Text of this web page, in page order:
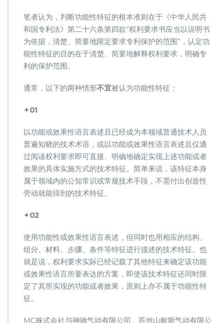
笔者认为，判断功能性特征的根本准则在于《中华人民共
和国专利法》第二十六条第四款“权利要求书应当以说明书
为依据，清楚、简要地限定要求专利保护的范围”，认定功
能性特征的目的在于清楚、简要地解释权利要求，明确专
利的保护范围。
通常，以下的两种情形不宜被认为功能性特征：
✦01
以功能或效果性语言表述且已经成为本领域普通技术人员
普遍知晓的技术术语，或以功能或效果性语言表述且仅通
过阅读权利要求即可直接、明确地确定实现上述功能或者
效果的具体实施方式的技术特征。简单来说，该特征本身
属于领域内的公知常识或常规技术手段，不需付出创造性
劳动就能得到的技术特征。
✦02
使用功能性或效果性语言表述，但同时也用相应的结构、
组分、材料、步骤、条件等特征进行描述的技术特征。也
就是说，权利要求实际已经记载了其他特征来确定该功能
或效果性语言所要表达的方案，即使该技术特征还同时限
定了其所实现的功能或者效果，原则上亦不属于功能性特
征。
MC株式会社与神驰气动有限公司、苏州山耐斯气动有限公